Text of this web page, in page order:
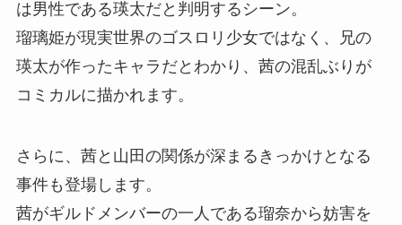
は男性である瑛太だと判明するシーン。
瑠璃姫が現実世界のゴスロリ少女ではなく、兄の
瑛太が作ったキャラだとわかり、茜の混乱ぶりが
コミカルに描かれます。
さらに、茜と山田の関係が深まるきっかけとなる
事件も登場します。
茜がギルドメンバーの一人である瑠奈から妨害を